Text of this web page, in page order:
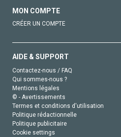
MON COMPTE
CRÉER UN COMPTE
AIDE & SUPPORT
Contactez-nous / FAQ
Qui sommes-nous ?
Mentions légales
© - Avertissements
Termes et conditions d'utilisation
Politique rédactionnelle
Politique publicitaire
Cookie settings